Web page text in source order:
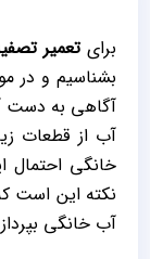
برایتعمیر
بشناسیم و در
آگاهی به دست
آب از قطعات
خانگی احتمال
نکته این است
آب خانگی